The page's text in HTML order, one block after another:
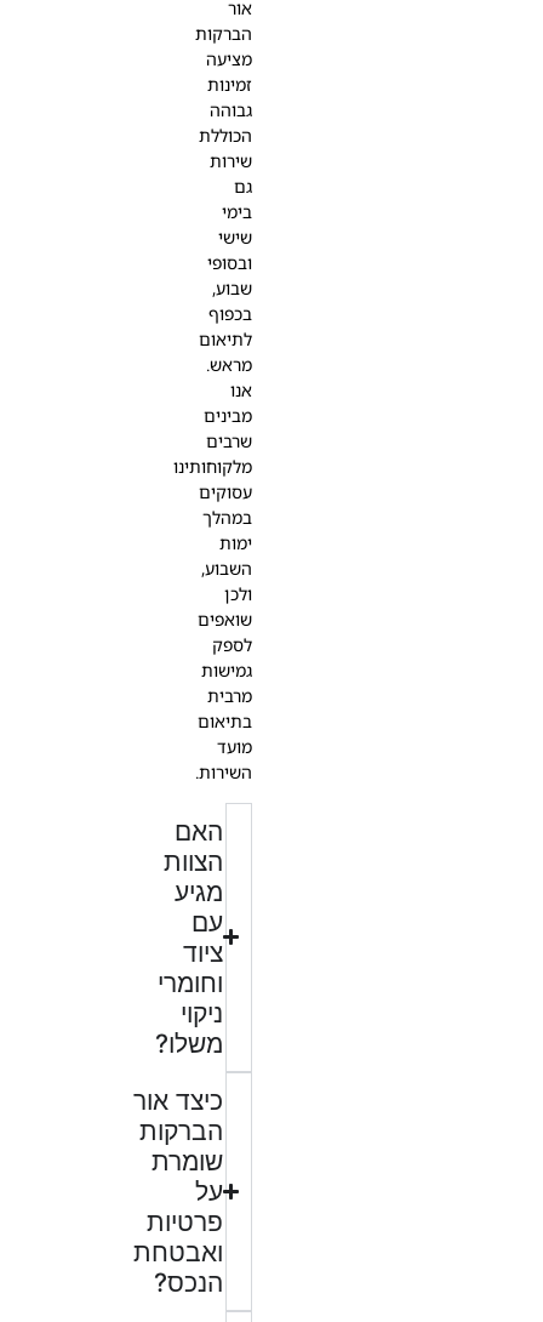
אור
הברקות
מציעה
זמינות
גבוהה
הכוללת
שירות
גם
בימי
שישי
ובסופי
שבוע,
בכפוף
לתיאום
מראש.
אנו
מבינים
שרבים
מלקוחותינו
עסוקים
במהלך
ימות
השבוע,
ולכן
שואפים
לספק
גמישות
מרבית
בתיאום
מועד
השירות.
האם
הצוות
מגיע
עם
ציוד
וחומרי
ניקוי
משלו?
כיצד אור
הברקות
שומרת
על
פרטיות
ואבטחת
הנכס?